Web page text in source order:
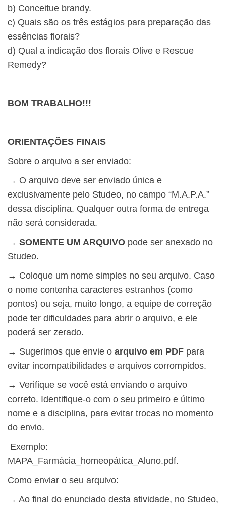
b) Conceitue brandy.
c) Quais são os três estágios para preparação das
essências florais?
d) Qual a indicação dos florais Olive e Rescue
Remedy?
BOM TRABALHO!!!
ORIENTAÇÕES FINAIS
Sobre o arquivo a ser enviado:
→ O arquivo deve ser enviado única e
exclusivamente pelo Studeo, no campo “M.A.P.A.”
dessa disciplina. Qualquer outra forma de entrega
não será considerada.
→ SOMENTE UM ARQUIVO pode ser anexado no
Studeo.
→ Coloque um nome simples no seu arquivo. Caso
o nome contenha caracteres estranhos (como
pontos) ou seja, muito longo, a equipe de correção
pode ter dificuldades para abrir o arquivo, e ele
poderá ser zerado.
→ Sugerimos que envie o arquivo em PDF para
evitar incompatibilidades e arquivos corrompidos.
→ Verifique se você está enviando o arquivo
correto. Identifique-o com o seu primeiro e último
nome e a disciplina, para evitar trocas no momento
do envio.
Exemplo:
MAPA_Farmácia_homeopática_Aluno.pdf.
Como enviar o seu arquivo:
→ Ao final do enunciado desta atividade, no Studeo,